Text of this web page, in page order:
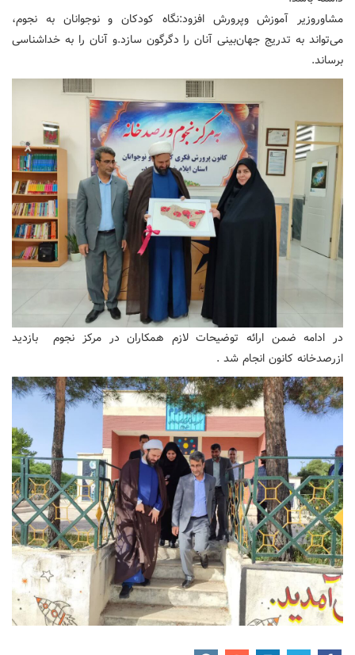
مشاوروزیر آموزش وپرورش افزود:نگاه کودکان و نوجوانان به نجوم،
می‌تواند به تدریج جهان‌بینی آنان را دگرگون سازد.و آنان را به خداشناسی
برساند.
در ادامه ضمن ارائه توضیحات لازم همکاران در مرکز نجوم بازدید
ازرصدخانه کانون انجام شد .‌